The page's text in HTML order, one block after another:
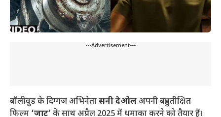
---Advertisement---
बॉलीवुड के दिग्गज अभिनेतासनी देओलअपनी बहुप्रतीक्षित
फिल्म ‘जाट’ के साथ अप्रैल 2025 में धमाका करने को तैयार हैं।